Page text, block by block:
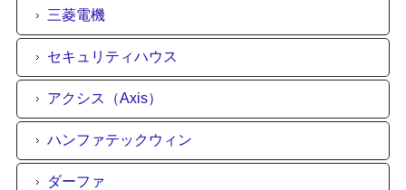
三菱電機
セキュリティハウス
アクシス（Axis）
ハンファテックウィン
ダーファ